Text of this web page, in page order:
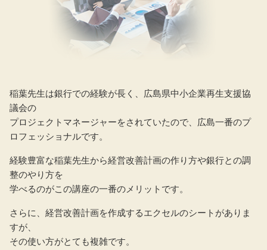
稲葉先生は銀行での経験が長く、広島県中小企業再生支援協
議会の
プロジェクトマネージャーをされていたので、広島一番のプ
ロフェッショナルです。
経験豊富な稲葉先生から経営改善計画の作り方や銀行との調
整のやり方を
学べるのがこの講座の一番のメリットです。
さらに、経営改善計画を作成するエクセルのシートがありま
すが、
その使い方がとても複雑です。